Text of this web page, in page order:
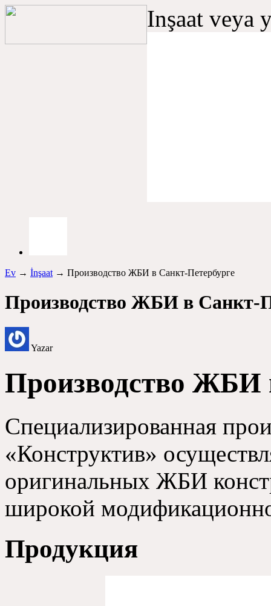
Inşaat veya
Ev → İnşaat → Производство ЖБИ в Санкт-Петербурге
Производство ЖБИ в Санкт-
Yazar
Производство ЖБИ
Специализированная
«Конструктив»
оригинальных ЖБИ
широкой
Продукция